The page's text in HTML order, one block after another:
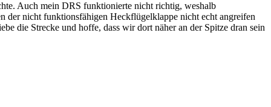
Auch mein DRS funktionierte nicht richtig, weshalb
der nicht funktionsfähigen Heckflügelklappe nicht echt angreifen
die Strecke und hoffe, dass wir dort näher an der Spitze dran sein